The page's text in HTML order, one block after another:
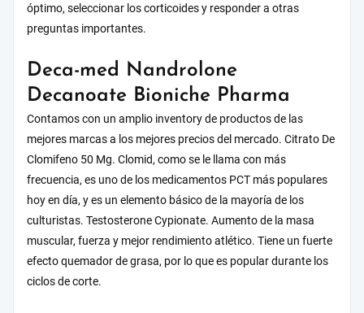
óptimo, seleccionar los corticoides y responder a otras
preguntas importantes.
Deca-med Nandrolone
Decanoate Bioniche Pharma
Contamos con un amplio inventory de productos de las
mejores marcas a los mejores precios del mercado. Citrato De
Clomifeno 50 Mg. Clomid, como se le llama con más
frecuencia, es uno de los medicamentos PCT más populares
hoy en día, y es un elemento básico de la mayoría de los
culturistas. Testosterone Cypionate. Aumento de la masa
muscular, fuerza y mejor rendimiento atlético. Tiene un fuerte
efecto quemador de grasa, por lo que es popular durante los
ciclos de corte.